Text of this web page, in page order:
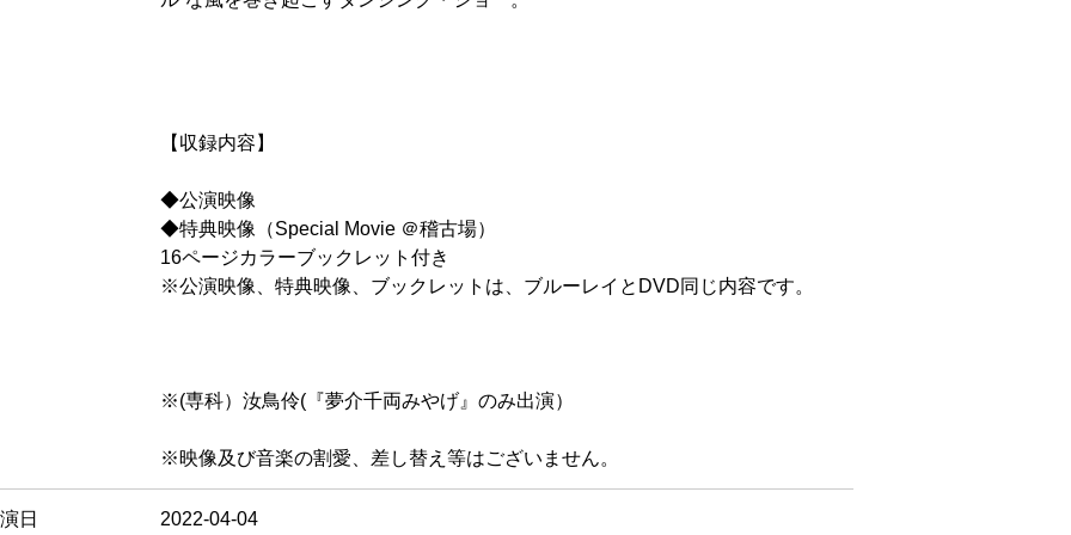
【収録内容】
◆公演映像
◆特典映像（Special Movie ＠稽古場）
16ページカラーブックレット付き
※公演映像、特典映像、ブックレットは、ブルーレイとDVD同じ内容です。
※(専科）汝鳥伶(『夢介千両みやげ』のみ出演）
※映像及び音楽の割愛、差し替え等はございません。
日 2022-04-04